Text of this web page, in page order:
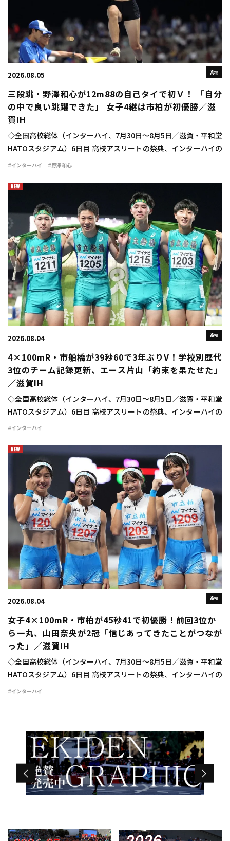
高校
2026.08.05
三段跳・野澤和心が12m88の自己タイで初Ｖ！ 「自分
の中で良い跳躍できた」 女子4継は市柏が初優勝／滋
賀IH
◇全国高校総体（インターハイ、7月30日～8月5日／滋賀・平和堂
HATOスタジアム）6日目 高校アスリートの祭典、インターハイの
6日目が行われ、女子三段跳では野澤和心（甲府南2山梨）が
#インターハイ #野澤和心
高校
2026.08.04
4×100mR・市船橋が39秒60で3年ぶりV！学校別歴代
3位のチーム記録更新、エース片山「約束を果たせた」
／滋賀IH
◇全国高校総体（インターハイ、7月30日～8月5日／滋賀・平和堂
HATOスタジアム）6日目 高校アスリートの祭典、インターハイの
6日目が行われ、男子4×100mリレーは市船橋（千葉）が高校歴代
#インターハイ
高校
2026.08.04
女子4×100mR・市柏が45秒41で初優勝！前回3位か
ら一丸、山田奈央が2冠「信じあってきたことがつなが
った」／滋賀IH
◇全国高校総体（インターハイ、7月30日～8月5日／滋賀・平和堂
HATOスタジアム）6日目 高校アスリートの祭典、インターハイの
6日目が行われ、女子4×100mリレーは市柏（千葉）が45秒41で
#インターハイ